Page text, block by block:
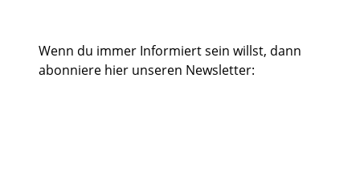
Wenn du immer Informiert sein willst, dann
abonniere hier unseren Newsletter: